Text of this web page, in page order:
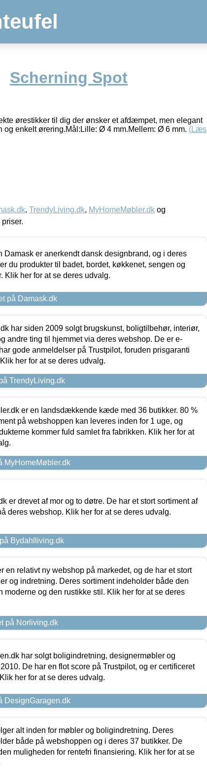
Scherning Spot
ørestikker til dig der ønsker et afdæmpet, men elegant
enkelt ørering.Mål:Lille: Ø 4 mm.Mellem: Ø 6 mm. (Læs
, TrendyLiving.dk, MyHomeMøbler.dk og
Damask er anerkendt dansk designbrand, og i deres
du produkter til badet, bordet, køkkenet, sengen og
Klik her for at se deres udvalg.
på Damask.dk
har siden 2009 solgt brugskunst, boligtilbehør, interiør,
andre ting til hjemmet via deres webshop. De er e-
gode anmeldelser på Trustpilot, foruden prisgaranti
her for at se deres udvalg.
TrendyLiving.dk
er en landsdækkende kæde med 36 butikker. 80 %
på webshoppen kan leveres inden for 1 uge, og
kommer fuld samlet fra fabrikken. Klik her for at
MyHomeMøbler.dk
er drevet af mor og to døtre. De har et stort sortiment af
deres webshop. Klik her for at se deres udvalg.
Bydahlliving.dk
en relativt ny webshop på markedet, og de har et stort
og indretning. Deres sortiment indeholder både den
moderne og den rustikke stil. Klik her for at se deres
på Norliving.dk
har solgt boligindretning, designermøbler og
De har en flot score på Trustpilot, og er certificeret
her for at se deres udvalg.
DesignGaragen.dk
alt inden for møbler og boligindretning. Deres
både på webshoppen og i deres 37 butikker. De
muligheden for rentefri finansiering. Klik her for at se